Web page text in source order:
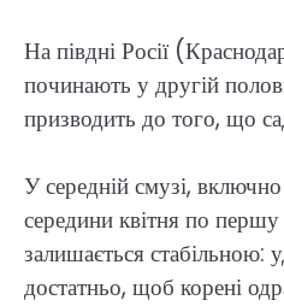
На півдні Росії
починають у другій
призводить до того, що
У середній смузі,
середини квітня по
залишається стабільною:
достатньо, щоб корені